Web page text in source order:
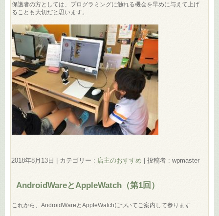
保護者の方としては、プログラミングに触れる機会を早めに与えて上げ
ることも大切だと思います。
2018年8月13日 カテゴリー : 店主のおすすめ 投稿者 : wpmaster
AndroidWareとAppleWatch（第1回）
これから、AndroidWareとAppleWatchについてご案内して参ります